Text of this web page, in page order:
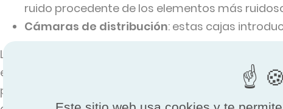
ruido procedente de los elementos más
Cámaras de distribución: estas cajas
Las UTA actuales se diseñan cada vez más
eficiencia energética. Características como la
por demanda y la filtración de alto